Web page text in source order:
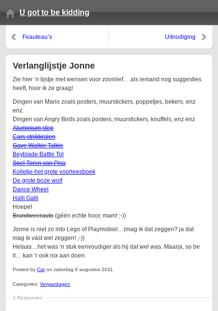
U got to be kidding
Feauteau’s Uitnodiging
Verlanglijstje Jonne
Zie hier ’n lijstje met wensen voor zoonlief… als iemand nog suggesties
heeft, hoor ik ze graag!
Dingen van Mario zoals posters, muurstickers, poppetjes, bekers, enz
enz.
Dingen van Angry Birds zoals posters, muurstickers, knuffels, enz enz
Aluminium step
Cars strijkkralen
Gave Walkie Talkie
Beyblade Battle Tol
Spel Toren van Pisa
Kolletje-het grote voorleesboek
De grote boze wolf
Dance Wheel
Halli Galli
Hoepel
Brandweerauto (géén echte hoor, mam! ;-))
Jonne is niet zo into Lego of Playmobiel…(mag ik dat zeggen? ja dat
mag ik vást wel zeggen! ;-))
Helaas…het was ’n stuk eenvoudiger als hij dat wel was. Maarja, so be
it… kan ‘r ook nix aan doen.
Posted by Cat on zaterdag 6 augustus 2011.
Categories: Verjaardagen
3 Responses